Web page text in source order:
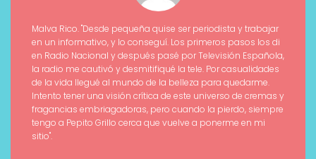
Malva Rico. "Desde pequeña quise ser periodista y trabajar
en un informativo, y lo conseguí. Los primeros pasos los di
en Radio Nacional y después pasé por Televisión Española,
la radio me cautivó y desmitifiqué la tele. Por casualidades
de la vida llegué al mundo de la belleza para quedarme.
Intento tener una visión crítica de este universo de cremas y
fragancias embriagadoras, pero cuando la pierdo, siempre
tengo a Pepito Grillo cerca que vuelve a ponerme en mi
sitio".